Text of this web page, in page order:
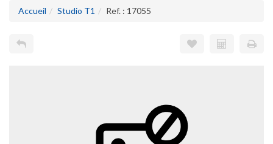
Accueil Studio T1 Ref. : 17055